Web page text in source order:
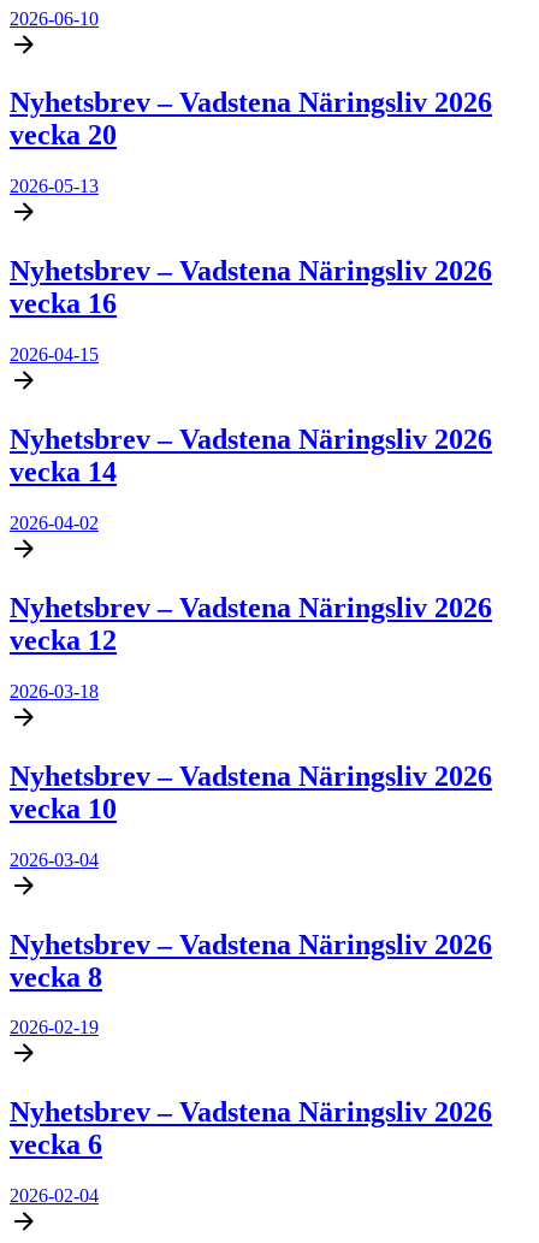
2026-06-10
Nyhetsbrev – Vadstena Näringsliv 2026
vecka 20
2026-05-13
Nyhetsbrev – Vadstena Näringsliv 2026
vecka 16
2026-04-15
Nyhetsbrev – Vadstena Näringsliv 2026
vecka 14
2026-04-02
Nyhetsbrev – Vadstena Näringsliv 2026
vecka 12
2026-03-18
Nyhetsbrev – Vadstena Näringsliv 2026
vecka 10
2026-03-04
Nyhetsbrev – Vadstena Näringsliv 2026
vecka 8
2026-02-19
Nyhetsbrev – Vadstena Näringsliv 2026
vecka 6
2026-02-04